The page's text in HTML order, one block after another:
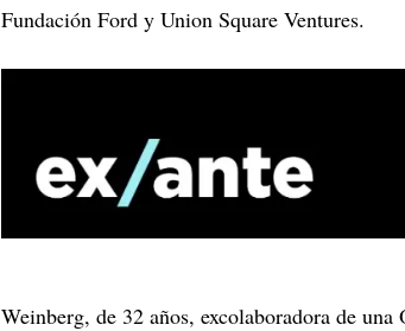
Fundación Ford y Union Square Ventures.
Weinberg, de 32 años, excolaboradora de